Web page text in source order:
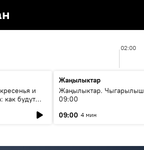
02:00
и
как будут
Жаңылыктар
Жаңылыктар. Чыгарылыш
09:00
09:00 4 мин